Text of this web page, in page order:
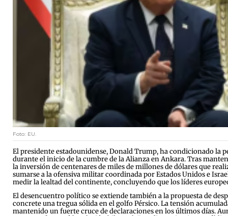
Foto: EU.
El presidente estadounidense, Donald Trump, ha condicionado la
durante el inicio de la cumbre de la Alianza en Ankara. Tras
la inversión de centenares de miles de millones de dólares que
sumarse a la ofensiva militar coordinada por Estados Unidos e
medir la lealtad del continente, concluyendo que los líderes
El desencuentro político se extiende también a la propuesta de
concrete una tregua sólida en el golfo Pérsico. La tensión
mantenido un fuerte cruce de declaraciones en los últimos días.